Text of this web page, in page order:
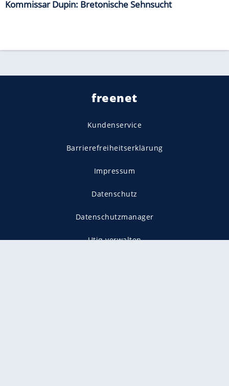
Kommissar Dupin: Bretonische Sehnsucht
freenet
Kundenservice
Barrierefreiheitserklärung
Impressum
Datenschutz
Datenschutzmanager
Utiq verwalten